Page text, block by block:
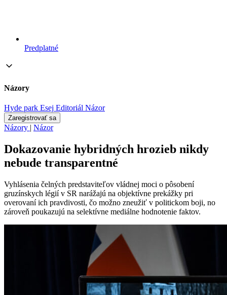
Predplatné
Názory
Hyde park Esej Editoriál Názor
Zaregistrovať sa
Názory | Názor
Dokazovanie hybridných hrozieb nikdy
nebude transparentné
Vyhlásenia čelných predstaviteľov vládnej moci o pôsobení
gruzínskych légií v SR narážajú na objektívne prekážky pri
overovaní ich pravdivosti, čo možno zneužiť v politickom boji, no
zároveň poukazujú na selektívne mediálne hodnotenie faktov.